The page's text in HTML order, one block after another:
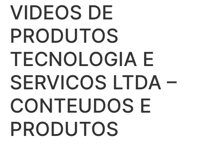
VIDEOS DE
PRODUTOS
TECNOLOGIA E
SERVICOS LTDA –
CONTEUDOS E
PRODUTOS